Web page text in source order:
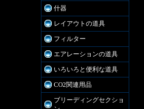
什器
レイアウトの道具
フィルター
エアレーションの道具
いろいろと便利な道具
CO2関連用品
ブリーディングセクショ